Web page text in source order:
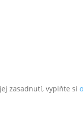
zasadnutí, vyplňte si